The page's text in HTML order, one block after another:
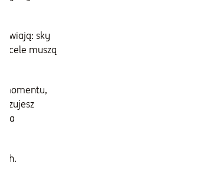
sky
cele muszą
momentu,
a